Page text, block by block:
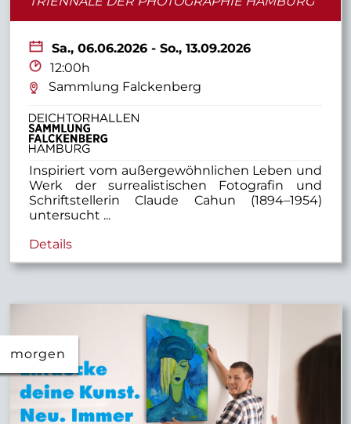
Sa.,06.06.2026 - So., 13.09.2026
12:00h
Sammlung Falckenberg
Inspiriert vom außergewöhnlichen Leben und
Werk der surrealistischen Fotografin und
Schriftstellerin Claude Cahun (1894–1954)
untersucht ...
Details
morgen